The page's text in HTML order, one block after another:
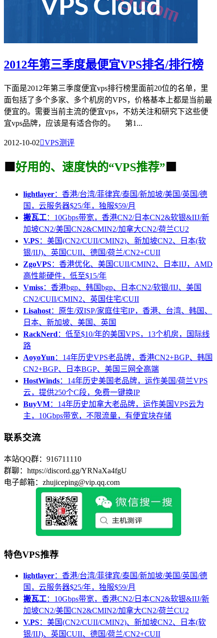
2012年第三季度最便宜VPS排名/排行榜
下面是2012年第三季度便宜vps排行榜里面前20位的名单，里
面包括了多个多家、多个机房的VPS，价格基本上都是当前最
便宜的。需要当前主流的便宜vps，不妨关注和研究下这些便
宜vps品牌，应该是有适合你的。 第1...
2012-10-02VPS测评
🟩 好用的、速度快的“VPS推荐” 🟩
lightlayer：香港/台湾/菲律宾/泰国/新加坡/美国/英国/德
国，云服务器$25/年，独服$59/月
搬瓦工：10Gbps带宽，香港CN2/日本CN2&软银&IIJ/新
加坡CN2/美国CN2&CMIN2/加拿大CN2/荷兰CU2
V.PS：美国(CN2/CUII/CMIN2)、新加坡CN2、日本(软
银/IIJ)、英国CUII、德国/荷兰/CN2+CUII
ZgoVPS：香港优化、美国CUII/CMIN2、日本IIJ，AMD
高性能硬件，低至$15/年
Vmiss：香港bgp、韩国bgp、日本CN2/软银/IIJ、美国
CN2/CUII/CMIN2、英国住宅/CUII
Lisahost：原生/双ISP/家庭住宅IP，香港、台湾、韩国、
日本、新加坡、美国、英国
RackNerd：低至$10/年的美国VPS，13个机房，国际线
路
AoyoYun：14年历史VPS老品牌，香港CN2+BGP、韩国
CN2+BGP、日本BGP、美国三网全高端
HostWinds：14年历史美国老品牌，运作美国/荷兰VPS
云，提供250个C段，免费一键换IP
BuyVM：14年历史加拿大老品牌，运作美国VPS云为
主，10Gbps带宽，不限流量，有便宜块存储
联系交流
本站QQ群：916711110
群聊：https://discord.gg/YRNaXa4fgU
电子邮箱：zhujiceping@vip.qq.com
特色VPS推荐
lightlayer：香港/台湾/菲律宾/泰国/新加坡/美国/英国/德
国，云服务器$25/年，独服$59/月
搬瓦工：10Gbps带宽，香港CN2/日本CN2&软银&IIJ/新
加坡CN2/美国CN2&CMIN2/加拿大CN2/荷兰CU2
V.PS：美国(CN2/CUII/CMIN2)、新加坡CN2、日本(软
银/IIJ)、英国CUII、德国/荷兰/CN2+CUII